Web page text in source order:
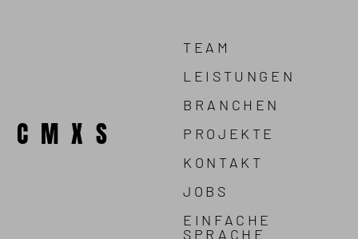
CMXS
TEAM
LEISTUNGEN
BRANCHEN
PROJEKTE
KONTAKT
JOBS
EINFACHE
SPRACHE